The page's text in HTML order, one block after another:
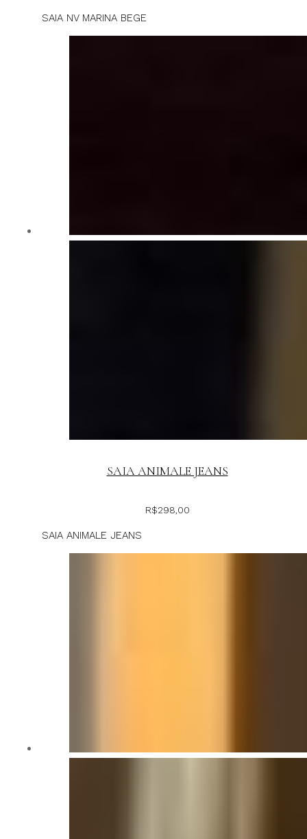
SAIA NV MARINA BEGE
SAIA ANIMALE JEANS
R$298,00
SAIA ANIMALE JEANS